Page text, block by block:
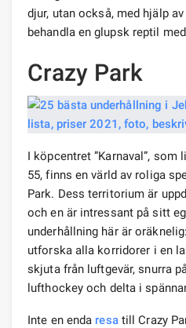
djur, utan också, med hjälp
behandla en glupsk reptil
Crazy Park
I köpcentret ”Karnaval”, som
55, finns en värld av roliga
Park. Dess territorium är
och en är intressant på sitt
underhållning här är
utforska alla korridorer i en
skjuta från luftgevär, snurra
lufthockey och delta i
Inte en enda resatill Crazy